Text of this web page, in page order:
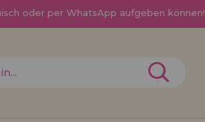
oder per WhatsApp aufgeben können!